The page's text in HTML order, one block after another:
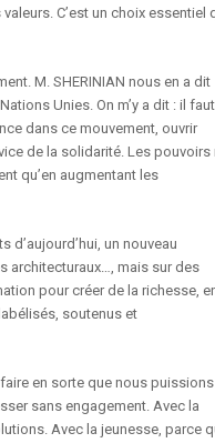
C’est un choix essentiel
M. SHERINIAN nous en a dit
Unies. On m’y a dit : il faut
dans ce mouvement, ouvrir
de la solidarité. Les pouvoirs
qu’en augmentant les
d’aujourd’hui, un nouveau
architecturaux…, mais sur des
pour créer de la richesse,
soutenus et
faire en sorte que nous puissions
sans engagement. Avec la
Avec la jeunesse, parce